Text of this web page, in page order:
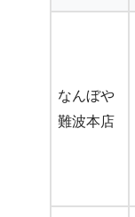
なんぼや
難波本店